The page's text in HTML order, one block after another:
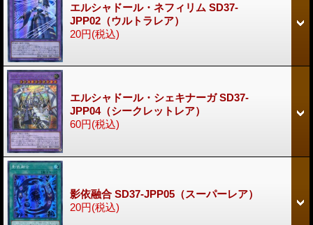
エルシャドール・ネフィリム SD37-
JPP02（ウルトラレア）
20円(税込)
エルシャドール・シェキナーガ SD37-
JPP04（シークレットレア）
60円(税込)
影依融合 SD37-JPP05（スーパーレア）
20円(税込)